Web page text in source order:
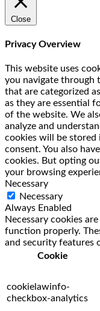
Close
Privacy Overview
This website uses
you navigate through
that are categorized
as they are essential
of the website. We
analyze and
cookies will be
consent. You also
cookies. But opting
your browsing
Necessary
Necessary
Always Enabled
Necessary cookies
function properly.
and security features
Cookie
cookielawinfo-
checkbox-analytics